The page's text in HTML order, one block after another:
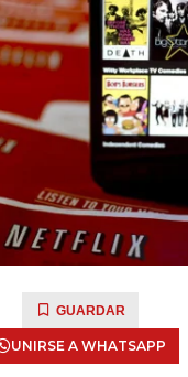
GUARDAR
UNIRSE A WHATSAPP